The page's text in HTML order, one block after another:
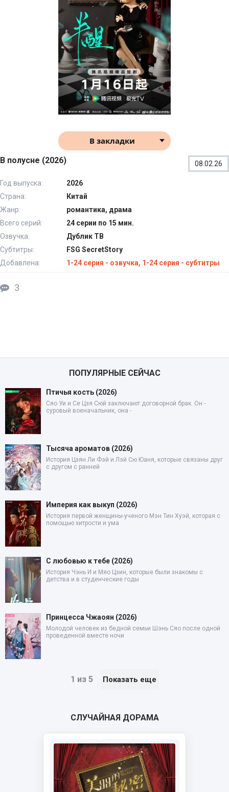
В закладки
В полусне (2026) 08.02.26
Год выпуска:
2026
Страна:
Китай
Жанр:
романтика, драма
Всего серий:
24 серии по 15 мин.
Озвучка:
Дублик ТВ
Субтитры:
FSG SecretStory
Добавлена:
1-24 серия - озвучка, 1-24 серия - субтитры
3
ПОПУЛЯРНЫЕ СЕЙЧАС
Птичья кость (2026)
Сяо Уи и Се Цзя Сюй заключают договорной брак. Он -
суровый военачальник, она -
Тысяча ароматов (2026)
История Цзян Ли Фэй и Лэй Сю Юаня, которые связаны друг
с другом с ранней
Империя как выкуп (2026)
История первой женщины-ученого Мэн Тин Хуэй, которая с
помощью хитрости и ума
С любовью к тебе (2026)
История Чэнь И и Мяо Цзин, которые были знакомы с
детства и в студенческие годы
Принцесса Чжаоян (2026)
Молодой человек из бедной семьи Шэнь Сяо после одной
проведенной вместе ночи
1 из 5 Показать еще
СЛУЧАЙНАЯ ДОРАМА